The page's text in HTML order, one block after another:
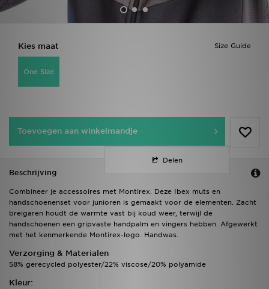
Size Guide
Kies maat
One Size
Toevoegen aan winkelmandje
Delen
Beschrijving
Combineer je accessoires met Montirex. Deze Ibex muts en
handschoenenset voor junioren is gemaakt voor de elementen. Zacht
breigaren houdt de warmte vast bij koud weer, terwijl de
handschoenen een gripvaste handpalm en vingers hebben. Afgewerkt
met het kenmerkende Montirex-logo. Handwas.
Verzorging & Materialen
58% gerecycled polyester/22% viscose/20% polyamide
Kleur: